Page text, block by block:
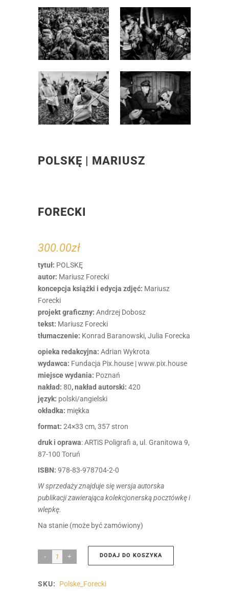
POLSKĘ | MARIUSZ
FORECKI
300.00zł
tytuł: POLSKĘ
autor: Mariusz Forecki
koncepcja książki i edycja zdjęć: Mariusz
Forecki
projekt graficzny: Andrzej Dobosz
tekst: Mariusz Forecki
tłumaczenie: Konrad Baranowski, Julia Forecka
opieka redakcyjna: Adrian Wykrota
wydawca: Fundacja Pix.house | www.pix.house
miejsce wydania: Poznań
nakład: 80, nakład autorski: 420
język: polski/angielski
okładka: miękka
format: 24×33 cm, 357 stron
druk i oprawa: ARTiS Poligrafi a, ul. Granitowa 9,
87-100 Toruń
ISBN: 978-83-978704-2-0
W sprzedaży znajduje się wersja autorska
publikacji zawierająca kolekcjonerską pocztówkę i
wlepkę.
Na stanie (może być zamówiony)
POLSKĘ
Mariusz
DODAJ DO KOSZYKA
SKU:
Polske_Forecki